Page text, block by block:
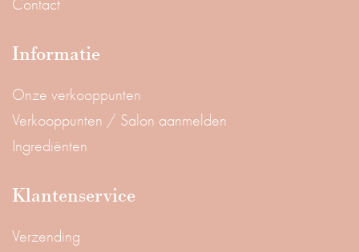
Contact
Informatie
Onze verkooppunten
Verkooppunten / Salon aanmelden
Ingrediënten
Klantenservice
Verzending